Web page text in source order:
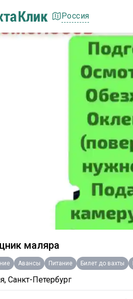
Россия
маляра
Авансы Питание Билет до вахты
Санкт-Петербург